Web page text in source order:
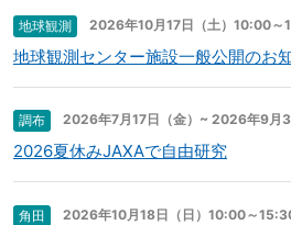
地球観測 2026年10月17日（土）10:00～
地球観測センター施設一般公開のお
調布 2026年7月17日（金）~ 2026年9月
2026夏休みJAXAで自由研究
角田 2026年10月18日（日）10:00～